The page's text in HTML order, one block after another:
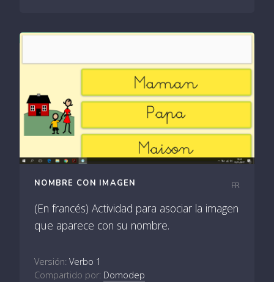
NOMBRE CON IMAGEN FR
(En francés) Actividad para asociar la imagen
que aparece con su nombre.
Versión: Verbo 1
Compartido por: Domodep